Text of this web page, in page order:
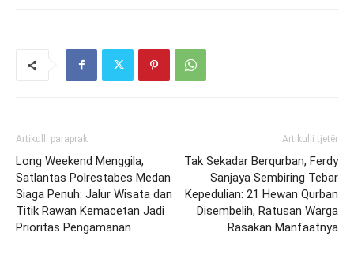
Artikulli paraprak
Long Weekend Menggila,
Satlantas Polrestabes Medan
Siaga Penuh: Jalur Wisata dan
Titik Rawan Kemacetan Jadi
Prioritas Pengamanan
Artikulli tjetër
Tak Sekadar Berqurban, Ferdy
Sanjaya Sembiring Tebar
Kepedulian: 21 Hewan Qurban
Disembelih, Ratusan Warga
Rasakan Manfaatnya